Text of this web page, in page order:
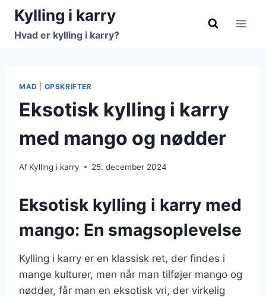
Fortsæt
indhold
Kylling i karry
Hvad er kylling i karry?
MAD OPSKRIFTER
Eksotisk kylling i karry
med mango og nødder
Af Kylling i karry 25. december 2024
Eksotisk kylling i karry med
mango: En smagsoplevelse
Kylling i karry er en klassisk ret, der findes i
mange kulturer, men når man tilføjer mango og
nødder, får man en eksotisk vri, der virkelig